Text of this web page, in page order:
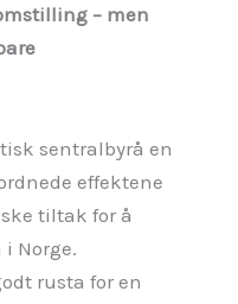
– men
sentralbyrå en
effektene
tiltak for å
Norge.
rusta for en